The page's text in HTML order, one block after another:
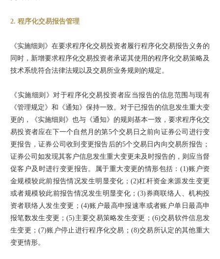
2. 程序化交易报告管理
《实施细则》在要求程序化交易投资者履行程序化交易报告义务的
同时，新增要求程序化交易投资者承诺其使用的程序化交易策略及
技术系统符合法律法规以及交易所业务规则的规定。
《实施细则》对于程序化交易投资者应当报告的信息范围与现有
《管理规定》和《通知》保持一致。对于已报告的信息发生重大变
更的，《实施细则》也与《通知》的规则基本一致，要求程序化交
易投资者应在下一个自然月的第5个交易日之前向证券公司进行变
更报告，证券公司收到变更报告后的5个交易日内向交易所报告；
证券公司如发现其客户信息发生重大变更未及时报告的，则应当督
促客户及时进行变更报告。属于重大变更的情形包括：(1)账户资
金规模较此前报告情况发生明显变化；(2)杠杆资金来源发生变更
或者规模较此前报告情况发生明显变化；(3)券商联络人、机构投
资者联络人发生变更；(4)账户最高申报速率或者账户单日最高申
报笔数发生变更；(5)主要交易策略发生变更；(6)交易软件信息发
生变更；(7)账户停止进行程序化交易；(8)交易所认定的其他重大
变更情形。